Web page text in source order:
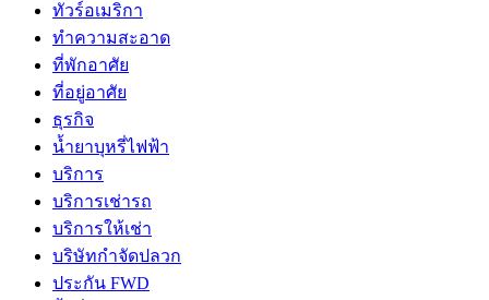
ทัวร์อเมริกา
ทำความสะอาด
ที่พักอาศัย
ที่อยู่อาศัย
ธุรกิจ
น้ำยาบุหรี่ไฟฟ้า
บริการ
บริการเช่ารถ
บริการให้เช่า
บริษัทกำจัดปลวก
ประกัน FWD